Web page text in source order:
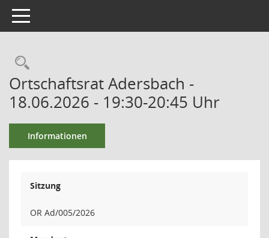
Toggle navigation
Ortschaftsrat Adersbach -
18.06.2026 - 19:30-20:45 Uhr
Informationen
Sitzung
OR Ad/005/2026